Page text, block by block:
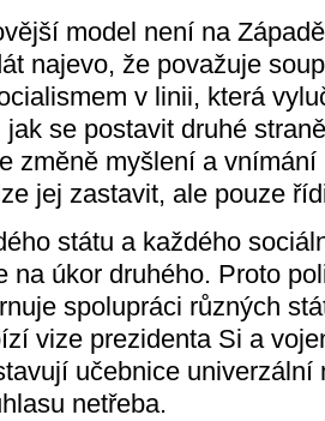
model není na
najevo, že považuje
v linii, která
se postavit druhé
změně myšlení a
jej zastavit, ale pouze
státu a každého
na úkor druhého. Proto
spolupráci různých
vize prezidenta Si a
učebnice univerzální
netřeba.